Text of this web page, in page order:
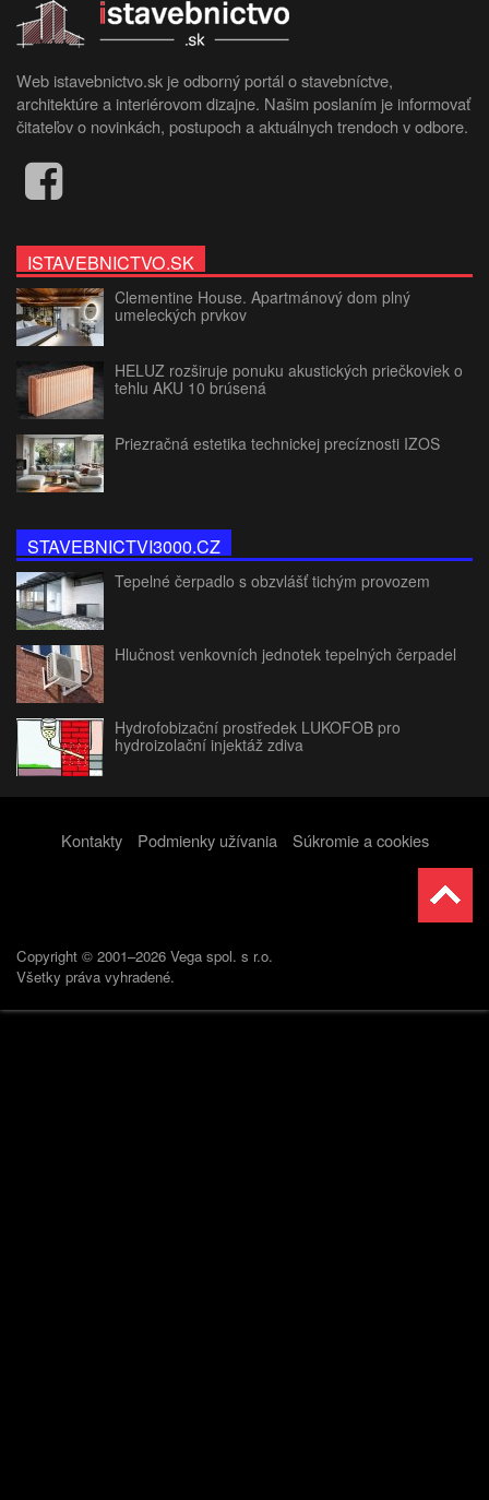
Web istavebnictvo.sk je odborný portál o stavebníctve,
architektúre a interiérovom dizajne. Našim poslaním je informovať
čitateľov o novinkách, postupoch a aktuálnych trendoch v odbore.
ISTAVEBNICTVO.SK
Clementine House. Apartmánový dom plný
umeleckých prvkov
HELUZ rozširuje ponuku akustických priečkoviek o
tehlu AKU 10 brúsená
Priezračná estetika technickej precíznosti IZOS
STAVEBNICTVI3000.CZ
Tepelné čerpadlo s obzvlášť tichým provozem
Hlučnost venkovních jednotek tepelných čerpadel
Hydrofobizační prostředek LUKOFOB pro
hydroizolační injektáž zdiva
Kontakty Podmienky užívania Súkromie a cookies
Copyright © 2001–2026 Vega spol. s r.o.
Všetky práva vyhradené.